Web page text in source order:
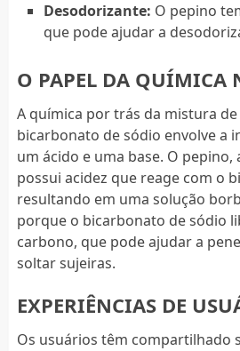
Desodorizante: O pepino
que pode ajudar a
O PAPEL DA QUÍMICA
A química por trás da mistura
bicarbonato de sódio envolve a
um ácido e uma base. O pepino,
possui acidez que reage com o
resultando em uma solução
porque o bicarbonato de sódio
carbono, que pode ajudar a
soltar sujeiras.
EXPERIÊNCIAS DE
Os usuários têm compartilhado